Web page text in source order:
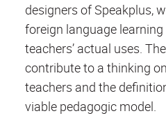
designers of Speakplus,
foreign language
teachers’ actual uses.
contribute to a thinking
teachers and the
viable pedagogic model.